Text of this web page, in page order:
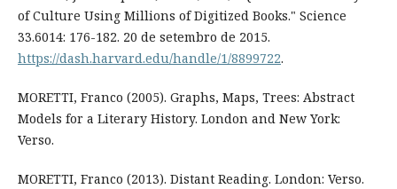
of Culture Using Millions of Digitized Books." Science
33.6014: 176-182. 20 de setembro de 2015.
https://dash.harvard.edu/handle/1/8899722.
MORETTI, Franco (2005). Graphs, Maps, Trees: Abstract
Models for a Literary History. London and New York:
Verso.
MORETTI, Franco (2013). Distant Reading. London: Verso.